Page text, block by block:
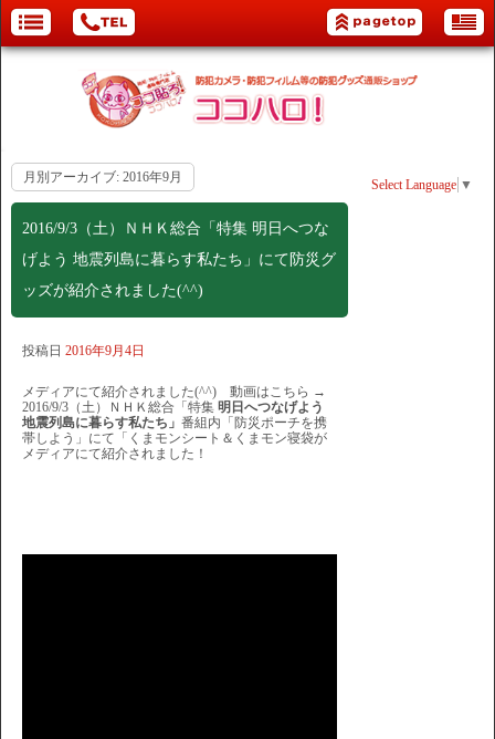
Select Language ▼
月別アーカイブ: 2016年9月
2016/9/3（土）ＮＨＫ総合「特集 明日へつな
げよう 地震列島に暮らす私たち」にて防災グ
ッズが紹介されました(^^)
投稿日 2016年9月4日
メディアにて紹介されました(^^) 動画はこちら →
2016/9/3（土）ＮＨＫ総合「特集 明日へつなげよう
地震列島に暮らす私たち」 番組内「防災ポーチを携
帯しよう」にて「くまモンシート＆くまモン寝袋が
メディアにて紹介されました！